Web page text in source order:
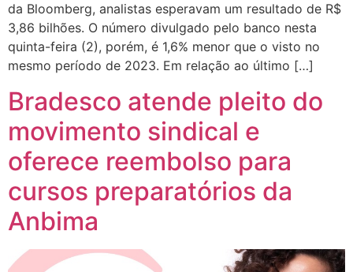
da Bloomberg, analistas esperavam um resultado de R$
3,86 bilhões. O número divulgado pelo banco nesta
quinta-feira (2), porém, é 1,6% menor que o visto no
mesmo período de 2023. Em relação ao último […]
Bradesco atende pleito do
movimento sindical e
oferece reembolso para
cursos preparatórios da
Anbima